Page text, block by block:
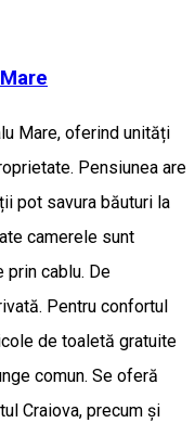
Mare, oferind unități
Pensiunea are
pot savura băuturi la
camerele sunt
prin cablu. De
Pentru confortul
de toaletă gratuite
comun. Se oferă
Craiova, precum şi